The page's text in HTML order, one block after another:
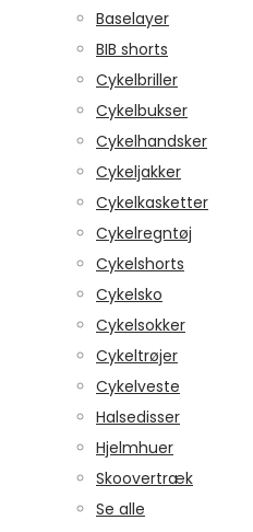
Baselayer
BIB shorts
Cykelbriller
Cykelbukser
Cykelhandsker
Cykeljakker
Cykelkasketter
Cykelregntøj
Cykelshorts
Cykelsko
Cykelsokker
Cykeltrøjer
Cykelveste
Halsedisser
Hjelmhuer
Skoovertræk
Se alle